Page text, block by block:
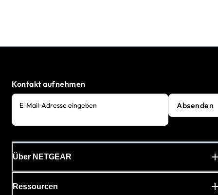
Kontakt aufnehmen
E-Mail-Adresse eingeben Absenden
Über NETGEAR
Ressourcen